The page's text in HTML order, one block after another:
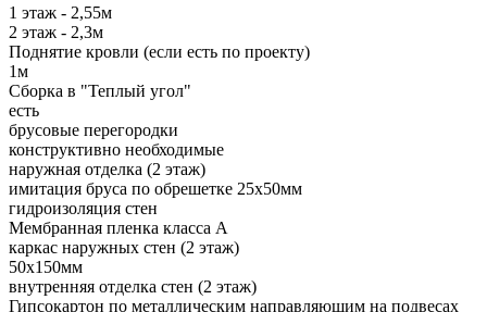
1 этаж - 2,55м
2 этаж - 2,3м
Поднятие кровли (если есть по проекту)
1м
Сборка в "Теплый угол"
есть
брусовые перегородки
конструктивно необходимые
наружная отделка (2 этаж)
имитация бруса по обрешетке 25х50мм
гидроизоляция стен
Мембранная пленка класса А
каркас наружных стен (2 этаж)
50х150мм
внутренняя отделка стен (2 этаж)
Гипсокартон по металлическим направляющим на подвесах